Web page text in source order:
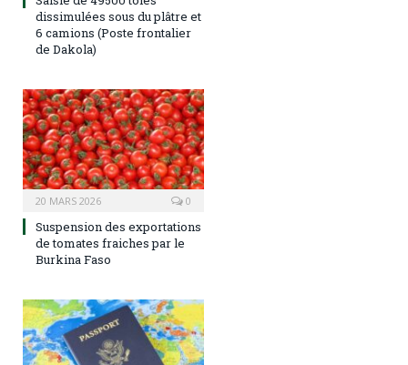
dissimulées sous du plâtre et
6 camions (Poste frontalier
de Dakola)
20 MARS 2026 0
Suspension des exportations
de tomates fraiches par le
Burkina Faso